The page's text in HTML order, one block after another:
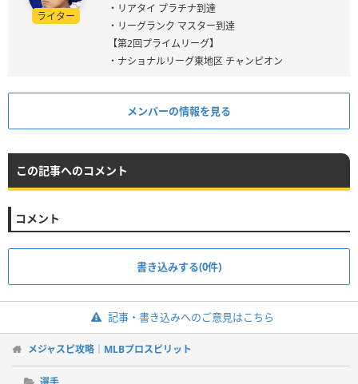
ライター
・リアタイ プラチナ到達
・リーグランク マスター到達
【第2回プライムリーグ】
・ナショナルリーグ東地区 チャンピオン
メンバーの情報を見る
この記事へのコメント
コメント
書き込みする(0件)
記事・書き込みへのご意見はこちら
メジャスピ攻略｜MLBプロスピリット